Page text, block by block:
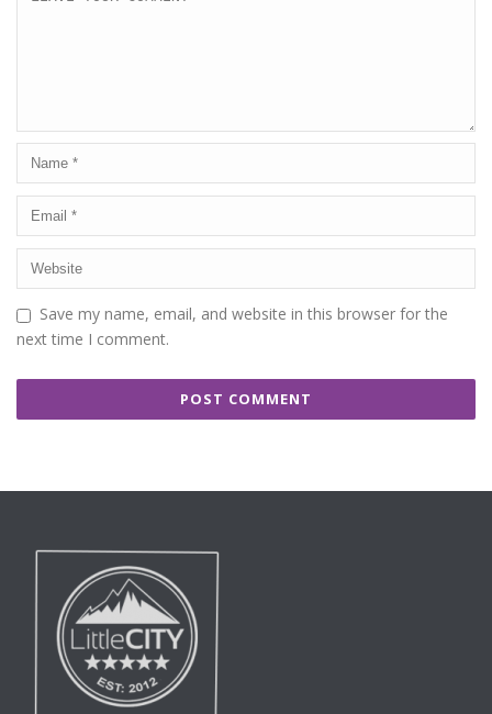
Save my name, email, and website in this browser for the
next time I comment.